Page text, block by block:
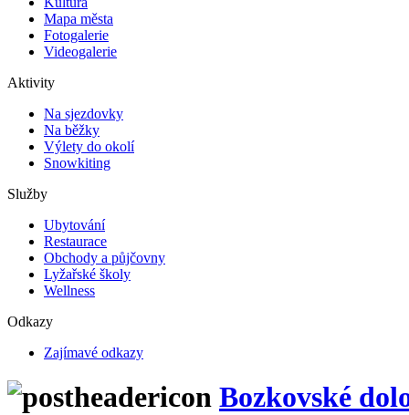
Mapa města
Fotogalerie
Videogalerie
Aktivity
Na sjezdovky
Na běžky
Výlety do okolí
Snowkiting
Služby
Ubytování
Restaurace
Obchody a půjčovny
Lyžařské školy
Wellness
Odkazy
Zajímavé odkazy
Bozkovské